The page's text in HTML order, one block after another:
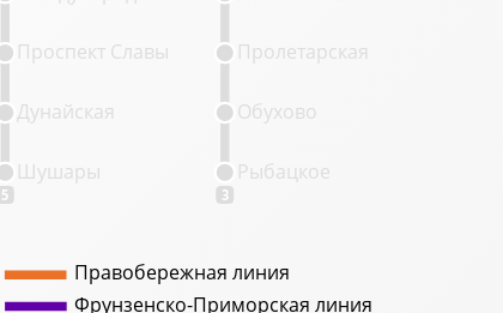
Правобережная линия
Фрунзенско-Приморская линия
5 3
Рыбацкое
Обухово
Пролетарская
Проспект Славы
Дунайская
Шушары